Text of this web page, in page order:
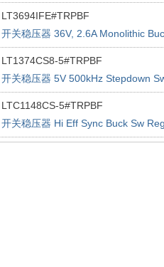
Controller
LT3694IFE#TRPBF
开关稳压器 36V, 2.6A Monolithic
Regulator With Dual LDO
LT1374CS8-5#TRPBF
开关稳压器 5V 500kHz Stepdown
Reg
LTC1148CS-5#TRPBF
开关稳压器 Hi Eff Sync Buck Sw